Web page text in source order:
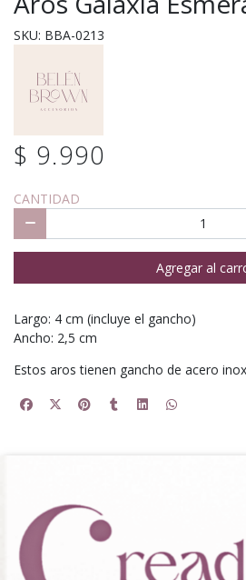
SKU: BBA-0213
$ 9.990
CANTIDAD
Agregar al
Largo: 4 cm (incluye el gancho)
Ancho: 2,5 cm
Estos aros tienen gancho de acero